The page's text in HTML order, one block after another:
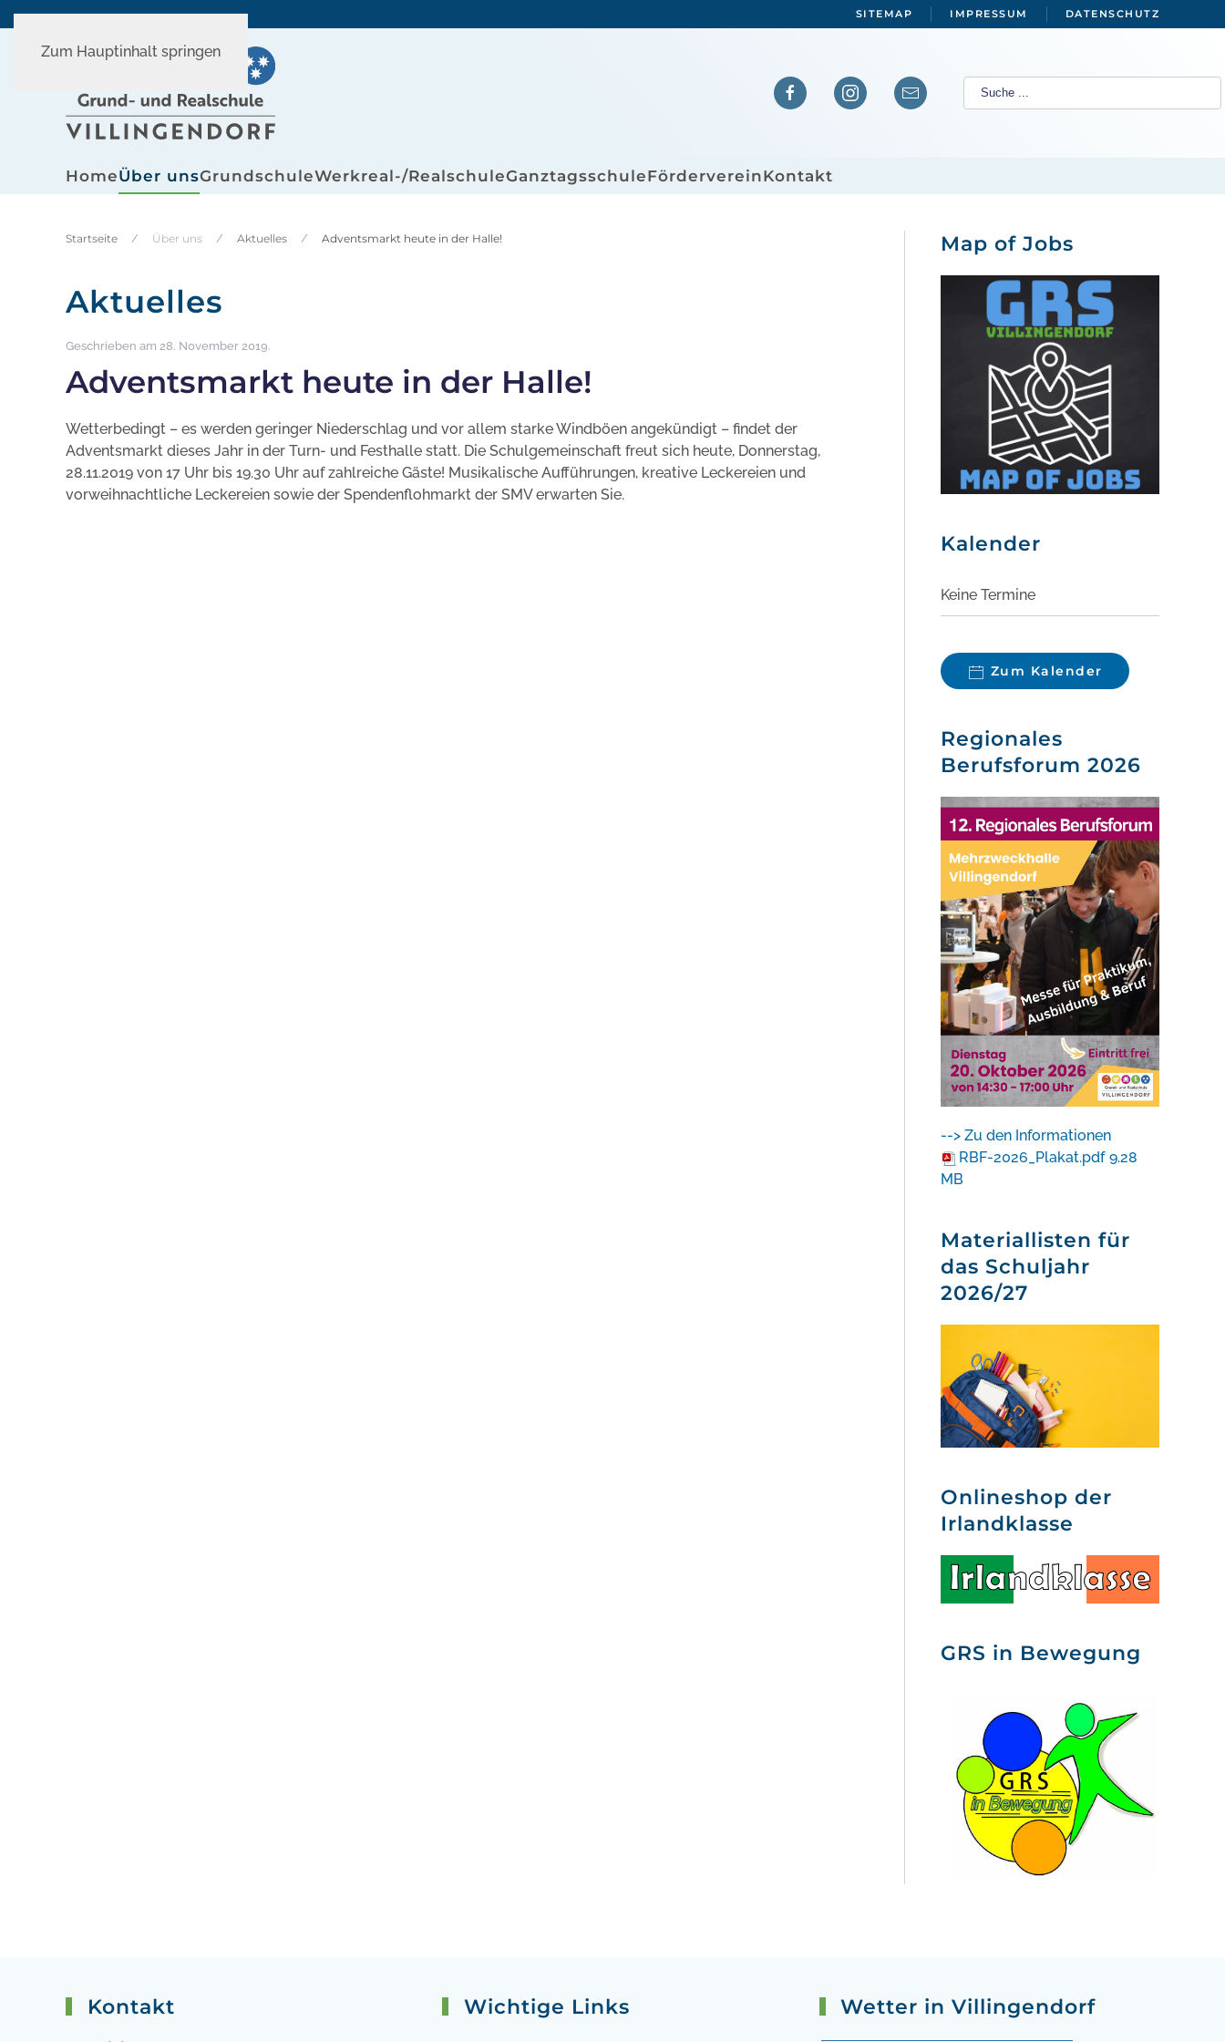
Zum Hauptinhalt springen
SITEMAP IMPRESSUM DATENSCHUTZ
HomeÜber unsGrundschuleWerkreal-/RealschuleGanztagsschuleFördervereinKontakt
Startseite Über uns Aktuelles Adventsmarkt heute in der Halle!
Aktuelles
Geschrieben am 28. November 2019.
Adventsmarkt heute in der Halle!
Wetterbedingt – es werden geringer Niederschlag und vor allem starke Windböen angekündigt – findet der
Adventsmarkt dieses Jahr in der Turn- und Festhalle statt. Die Schulgemeinschaft freut sich heute, Donnerstag,
28.11.2019 von 17 Uhr bis 19.30 Uhr auf zahlreiche Gäste! Musikalische Aufführungen, kreative Leckereien und
vorweihnachtliche Leckereien sowie der Spendenflohmarkt der SMV erwarten Sie.
Map of Jobs
Kalender
Keine Termine
Zum Kalender
Regionales
Berufsforum 2026
--> Zu den Informationen
RBF-2026_Plakat.pdf 9.28
MB
Materiallisten für
das Schuljahr
2026/27
Onlineshop der
Irlandklasse
GRS in Bewegung
Kontakt Wichtige Links Wetter in Villingendorf